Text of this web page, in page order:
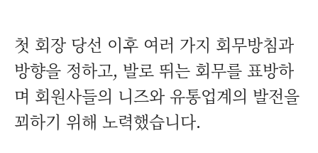
첫 회장 당선 이후 여러 가지 회무방침과
방향을 정하고, 발로 뛰는 회무를 표방하
며 회원사들의 니즈와 유통업계의 발전을
꾀하기 위해 노력했습니다.